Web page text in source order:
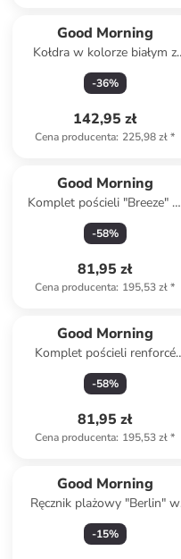
Good Morning
Kołdra w kolorze białym z
mikrofibry
-36%
142,95 zł
Cena producenta: 225,98 zł*
Good Morning
Komplet pościeli "Breeze" w
kolorze niebieskim
-58%
81,95 zł
Cena producenta: 195,53 zł*
Good Morning
Komplet pościeli renforcé
"Coco" w kolorze biało-
jasnobrązowo-kremowym
-58%
81,95 zł
Cena producenta: 195,53 zł*
Good Morning
Ręcznik plażowy "Berlin" w
kolorze beżowo-niebieskim
-15%